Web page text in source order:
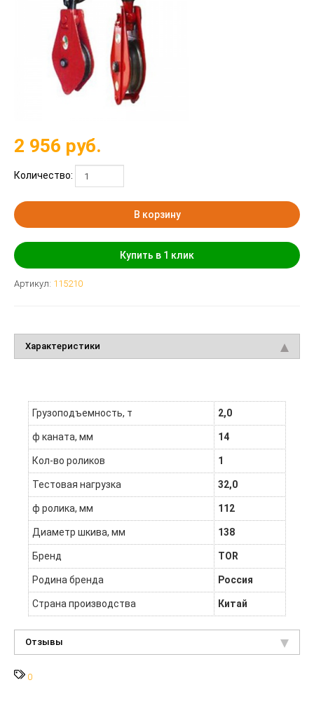
2 956 руб.
Количество:
В корзину
Купить в 1 клик
Артикул: 115210
Характеристики
Грузоподъемность, т 2,0
ф каната, мм 14
Кол-во роликов 1
Тестовая нагрузка 32,0
ф ролика, мм 112
Диаметр шкива, мм 138
Бренд TOR
Родина бренда Россия
Страна производства Китай
Отзывы
0